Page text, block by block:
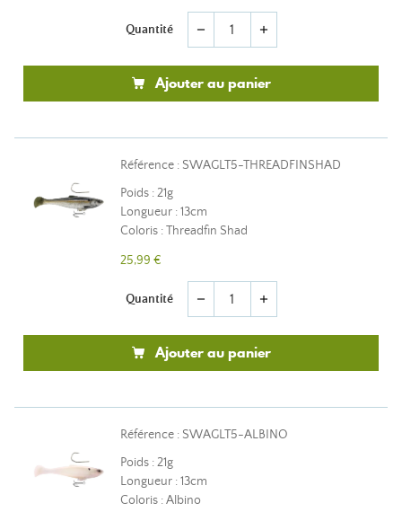
Quantité remove add
Ajouter au panier
Référence : SWAGLT5-THREADFINSHAD
Poids : 21g
Longueur : 13cm
Coloris : Threadfin Shad
25,99 €
Quantité remove add
Ajouter au panier
Référence : SWAGLT5-ALBINO
Poids : 21g
Longueur : 13cm
Coloris : Albino